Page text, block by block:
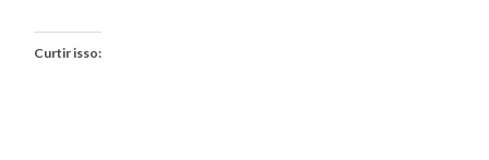
Curtir isso: